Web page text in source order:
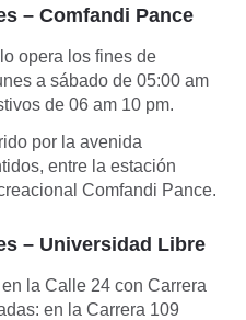
– Comfandi Pance
opera los fines de
a sábado de 05:00 am
de 06 am 10 pm.
por la avenida
entre la estación
Comfandi Pance.
– Universidad Libre
la Calle 24 con Carrera
en la Carrera 109